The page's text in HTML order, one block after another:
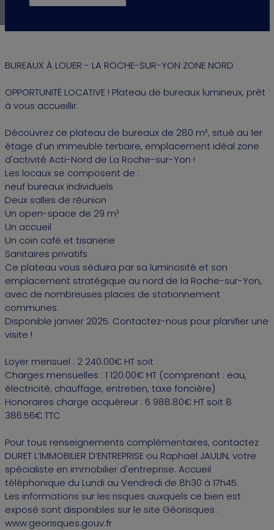
BUREAUX À LOUER - LA ROCHE-SUR-YON ZONE NORD
OPPORTUNITÉ LOCATIVE ! Plateau de bureaux lumineux, prêt
à vous accueillir.
Découvrez ce plateau de bureaux de 280 m², situé au 1er
étage d’un immeuble tertiaire, emplacement idéal zone
d'activité Acti-Nord de La Roche-sur-Yon !
Les locaux se composent de :
neuf bureaux individuels
Deux salles de réunion
Un open-space de 29 m²
Un accueil
Un coin café et tisanerie
Sanitaires privatifs
Ce plateau vous séduira par sa luminosité et son
emplacement stratégique au nord de la Roche-sur-Yon,
avec de nombreuses places de stationnement
communes.
Disponible janvier 2025. Contactez-nous pour planifier une
visite !
Loyer mensuel : 2 240.00€ HT soit
Charges mensuelles : 1 120.00€ HT (comprenant : eau,
électricité, chauffage, entretien, taxe foncière)
Honoraires charge acquéreur : 6 988.80€ HT soit 8
386.56€ TTC
Pour tous renseignements complémentaires, contactez
DURET L’IMMOBILIER D’ENTREPRISE ou Raphaël JAULIN, votre
spécialiste en immobilier d'entreprise. Accueil
téléphonique du Lundi au Vendredi de 8h30 à 17h45.
Les informations sur les risques auxquels ce bien est
exposé sont disponibles sur le site Géorisques :
www.georisques.gouv.fr